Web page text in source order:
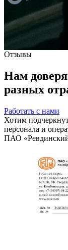
Отзывы
Нам
разных
Работать с нами
Хотим
персонала и
ПАО «Ревдинский